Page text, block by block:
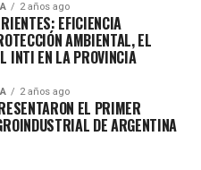
2 años ago
EFICIENCIA
AMBIENTAL, EL
INTI EN LA PROVINCIA
2 años ago
EL PRIMER
DE ARGENTINA